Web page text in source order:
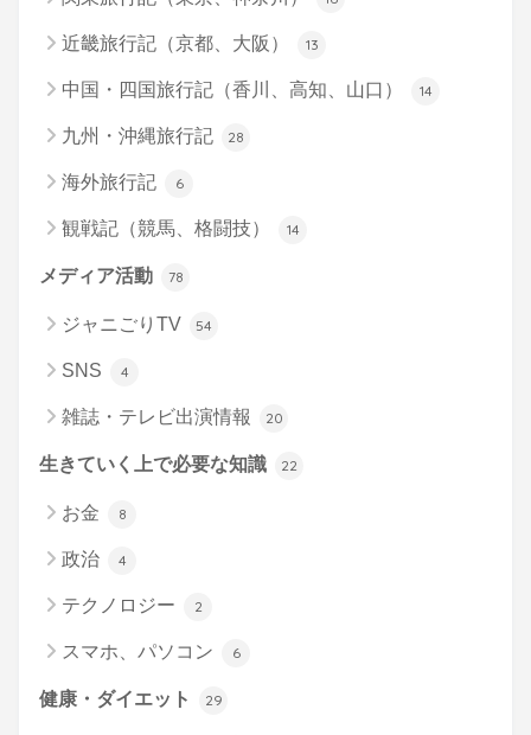
近畿旅行記（京都、大阪） 13
中国・四国旅行記（香川、高知、山口） 14
九州・沖縄旅行記 28
海外旅行記 6
観戦記（競馬、格闘技） 14
メディア活動 78
ジャニごりTV 54
SNS 4
雑誌・テレビ出演情報 20
生きていく上で必要な知識 22
お金 8
政治 4
テクノロジー 2
スマホ、パソコン 6
健康・ダイエット 29